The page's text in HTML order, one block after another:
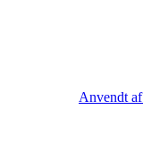
Anvendt